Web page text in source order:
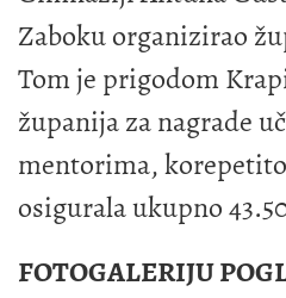
Zaboku organizirao
Tom je prigodom
županija za nagrade
mentorima,
osigurala ukupno
FOTOGALERIJU